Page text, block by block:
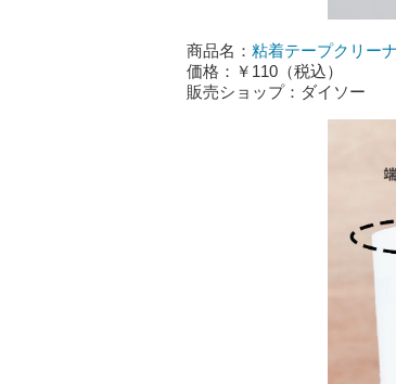
商品名： 粘着テープクリー
価格：￥110（税込）
販売ショップ：ダイソー